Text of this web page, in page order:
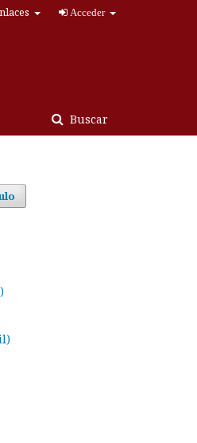
Buscar
Acceder